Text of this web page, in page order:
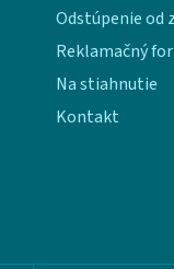
Odstúpenie od
Reklamačný
Na stiahnutie
Kontakt